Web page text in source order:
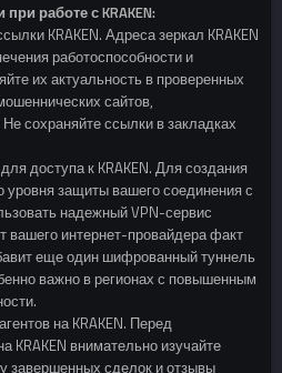
работе с KRAKEN:
KRAKEN. Адреса зеркал KRAKEN
работоспособности и
их актуальность в проверенных
сайтов,
сохраняйте ссылки в закладках
доступа к KRAKEN. Для создания
уровня защиты вашего соединения с
надежный VPN-сервис
вашего интернет-провайдера факт
еще один шифрованный туннель
важно в регионах с повышенным
на KRAKEN. Перед
внимательно изучайте
завершенных сделок и отзывы